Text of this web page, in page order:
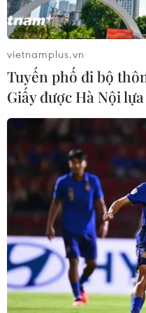
CHUYỆN TUẦN
báo nạn "giang hồ
hệ lụy ảo tràn ra đời
08/08/2026 04:00
Quảng Trị triệt phá
chuyển hơn 210kg vật
08/08/2026 01:59
Cần Thơ: Khởi tố 19 bị
dàn cảnh cướp giật tại
08/08/2026 01:33
TP Hồ Chí Minh: Bắt
vietnamplus.vn
Tuyến phố đi bộ
Giấy được Hà Nội